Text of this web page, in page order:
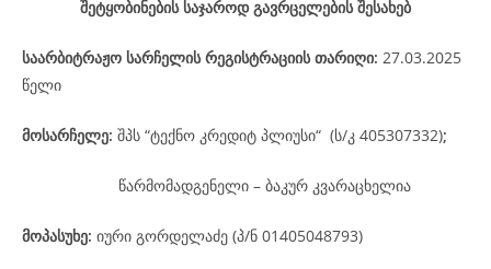
შეტყობინების საჯაროდ გავრცელების შესახებ
საარბიტრაჟო სარჩელის რეგისტრაციის თარიღი: 27.03.2025
წელი
მოსარჩელე: შპს “ტექნო კრედიტ პლიუსი“ (ს/კ 405307332);
წარმომადგენელი – ბაკურ კვარაცხელია
მოპასუხე: იური გორდელაძე (პ/ნ 01405048793)